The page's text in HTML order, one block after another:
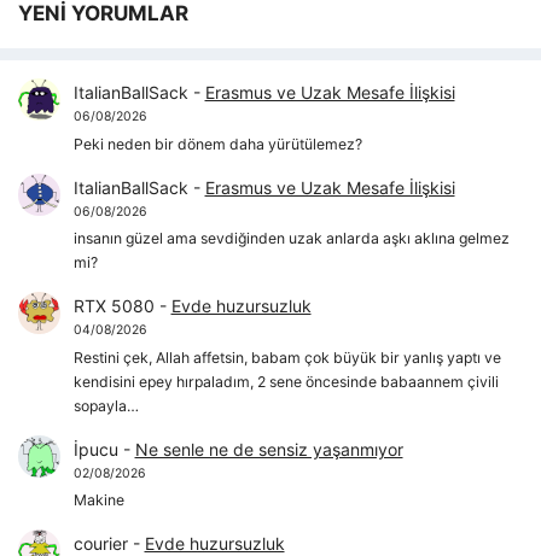
YENİ YORUMLAR
ItalianBallSack - Erasmus ve Uzak Mesafe İlişkisi
06/08/2026
Peki neden bir dönem daha yürütülemez?
ItalianBallSack - Erasmus ve Uzak Mesafe İlişkisi
06/08/2026
insanın güzel ama sevdiğinden uzak anlarda aşkı aklına gelmez
mi?
RTX 5080 - Evde huzursuzluk
04/08/2026
Restini çek, Allah affetsin, babam çok büyük bir yanlış yaptı ve
kendisini epey hırpaladım, 2 sene öncesinde babaannem çivili
sopayla…
İpucu - Ne senle ne de sensiz yaşanmıyor
02/08/2026
Makine
courier- Evde huzursuzluk